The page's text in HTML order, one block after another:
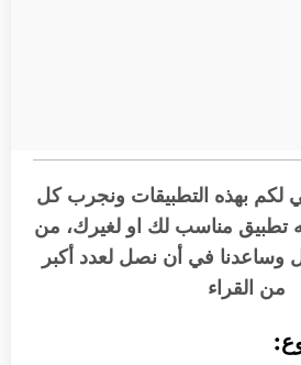
لكم بهذه التطبيقات ونجرب كل
تطبيق مناسب لك او لغيرك، من
في أن نصل لعدد أكبر
من القراء